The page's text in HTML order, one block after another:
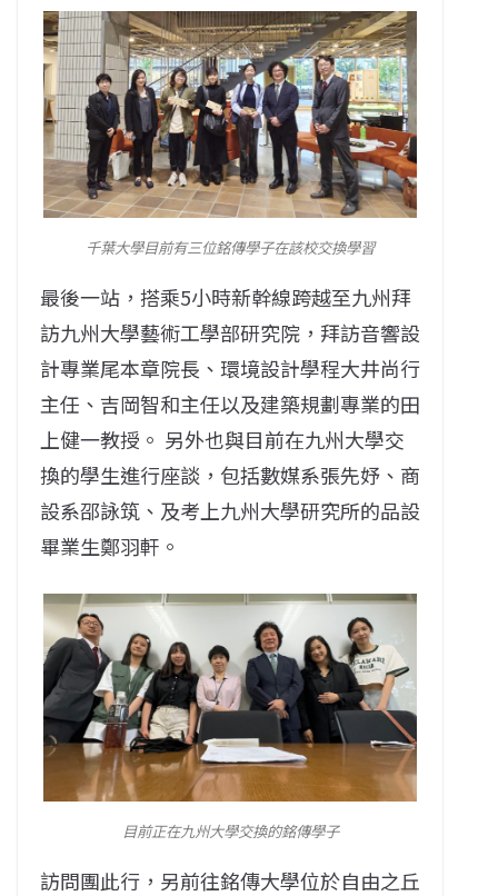
千葉大學目前有三位銘傳學子在該校交換學習
最後一站，搭乘5小時新幹線跨越至九州拜
訪九州大學藝術工學部研究院，拜訪音響設
計專業尾本章院長、環境設計學程大井尚行
主任、吉岡智和主任以及建築規劃專業的田
上健一教授。 另外也與目前在九州大學交
換的學生進行座談，包括數媒系張先妤、商
設系邵詠筑、及考上九州大學研究所的品設
畢業生鄭羽軒。
目前正在九州大學交換的銘傳學子
訪問團此行，另前往銘傳大學位於自由之丘